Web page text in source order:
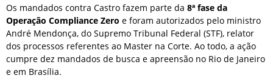
Os mandados contra Castro fazem parte da 8ª fase da
Operação Compliance Zero e foram autorizados pelo ministro
André Mendonça, do Supremo Tribunal Federal (STF), relator
dos processos referentes ao Master na Corte. Ao todo, a ação
cumpre dez mandados de busca e apreensão no Rio de Janeiro
e em Brasília.